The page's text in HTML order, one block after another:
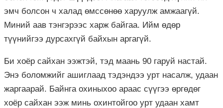
эмч болсон ч халад өмссөнөө харуулж амжаагүй.
Миний аав тэнгэрээс харж байгаа. Ийм өдөр
түүнийгээ дурсахгүй байхын аргагүй.
Би хоёр сайхан ээжтэй, тэд маань 90 гаруй настай.
Энэ боломжийг ашиглаад тэдэндээ урт насалж, удаан
жаргаарай. Байнга охиныхоо араас сүүгээ өргөдөг
хоёр сайхан ээж минь охинтойгоо урт удаан хамт